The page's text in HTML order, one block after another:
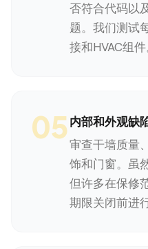
否符合代码以
题。我们测试
接和HVAC组件
05内部和外观缺
审查干墙质量
饰和门窗。虽
但许多在保修
期限关闭前进